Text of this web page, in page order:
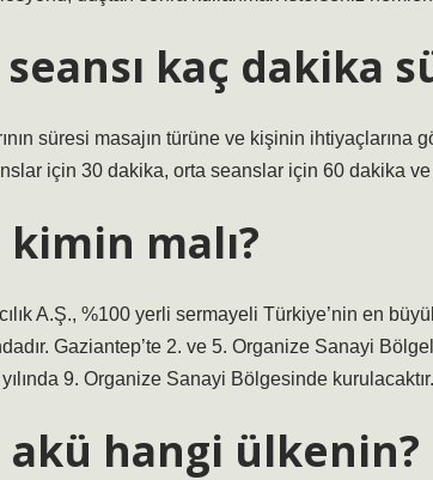
kaç dakika
süresi masajın türüne ve kişinin
için 30 dakika, orta seanslar için 60 dakika
malı?
A.Ş., %100 yerli sermayeli Türkiye’nin en
Gaziantep’te 2. ve 5. Organize Sanayi
9. Organize Sanayi Bölgesinde kurulacaktır.
hangi ülkenin?